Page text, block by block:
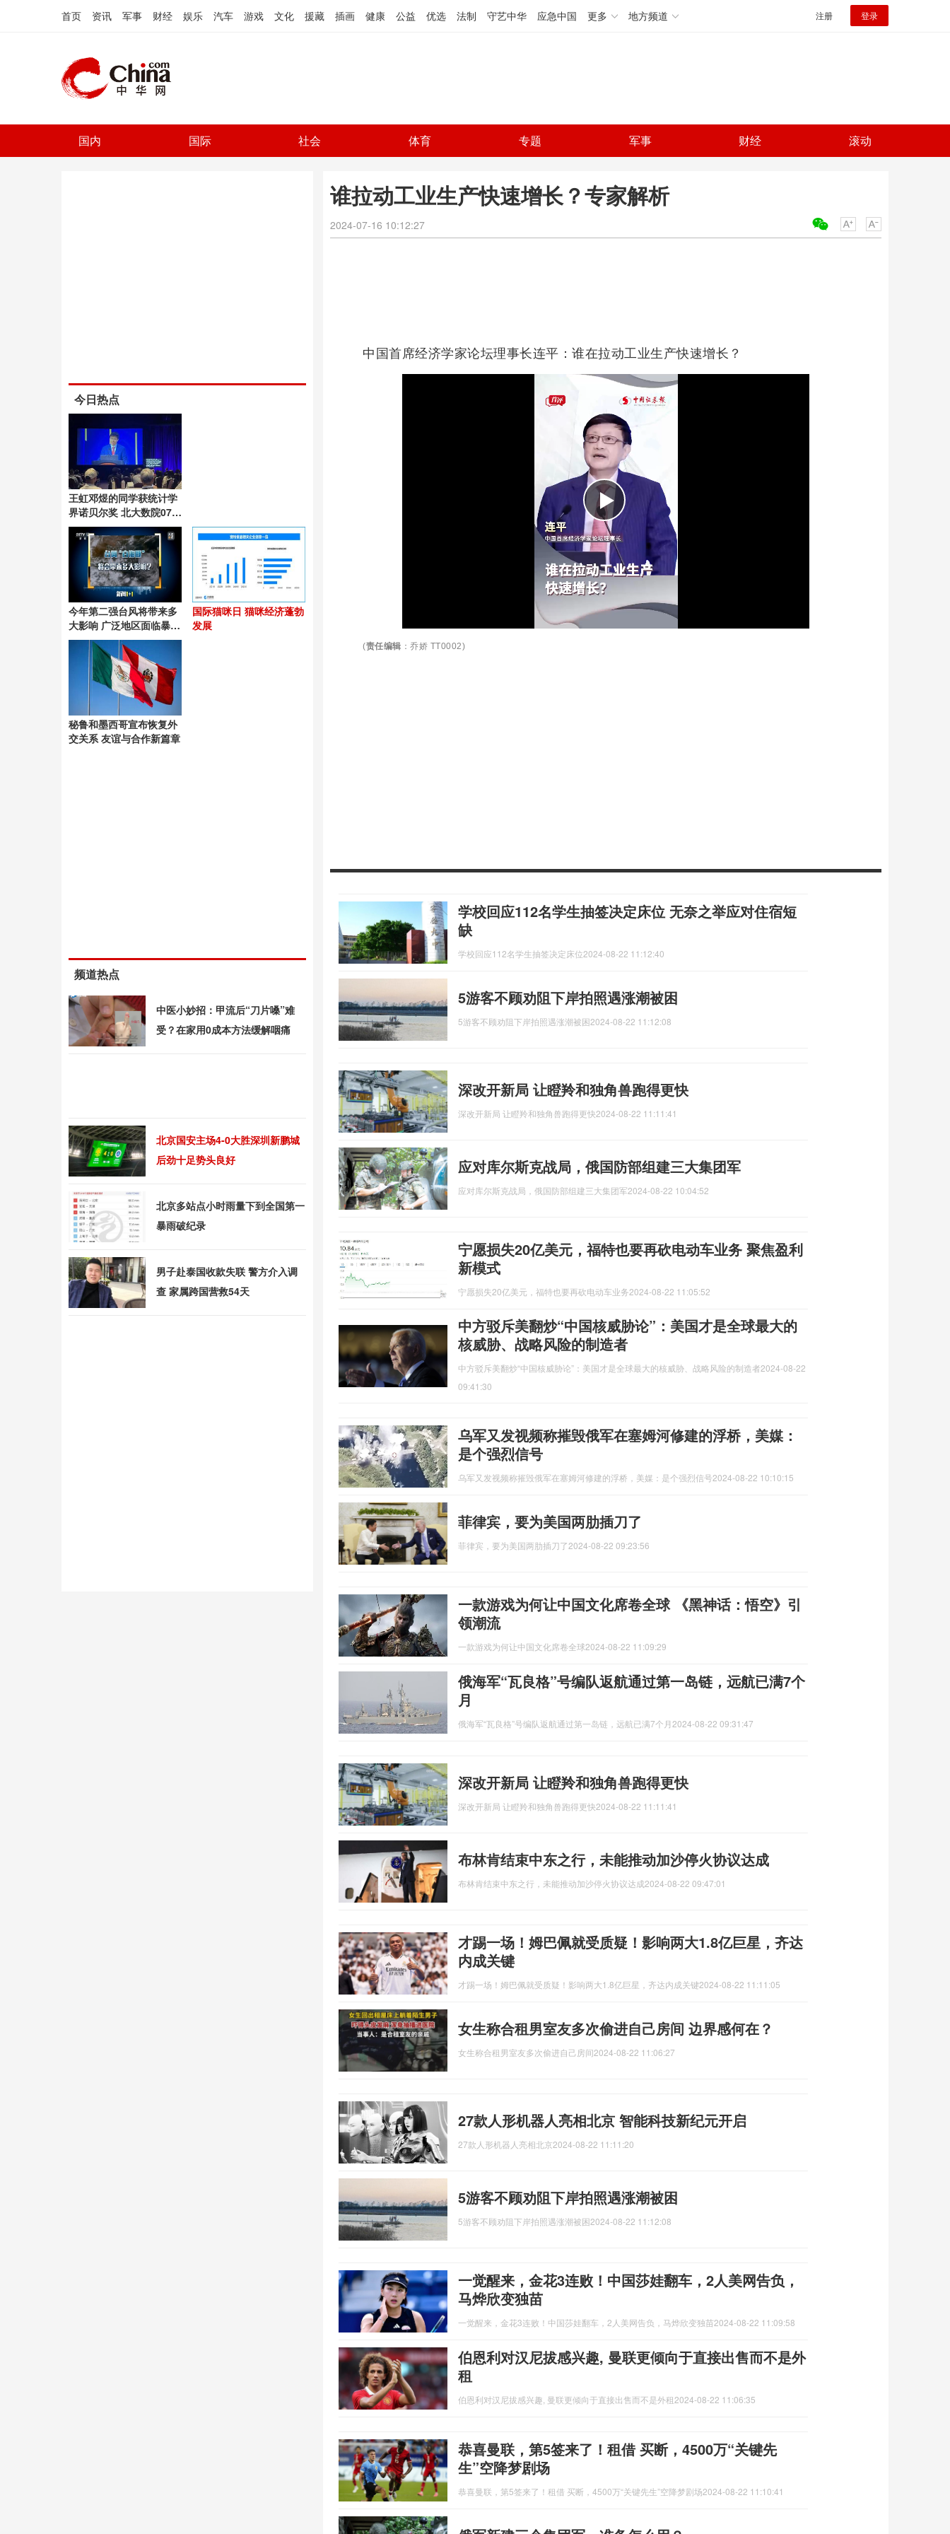
首页 资讯 军事 财经 娱乐 汽车 游戏 文化 援藏 插画 健康 公益 优选 法制 守艺中华 应急中国 更多 地方频道 注册 登录
国内 国际 社会 体育 专题 军事 财经 滚动
谁拉动工业生产快速增长？专家解析
2024-07-16 10:12:27
中国首席经济学家论坛理事长连平：谁在拉动工业生产快速增长？
(责任编辑 ：乔娇 TT0002)
学校回应112名学生抽签决定床位 无奈之举应对住宿短
缺
学校回应112名学生抽签决定床位2024-08-22 11:12:40
5游客不顾劝阻下岸拍照遇涨潮被困
5游客不顾劝阻下岸拍照遇涨潮被困2024-08-22 11:12:08
深改开新局 让瞪羚和独角兽跑得更快
深改开新局 让瞪羚和独角兽跑得更快2024-08-22 11:11:41
应对库尔斯克战局，俄国防部组建三大集团军
应对库尔斯克战局，俄国防部组建三大集团军2024-08-22 10:04:52
宁愿损失20亿美元，福特也要再砍电动车业务 聚焦盈利
新模式
宁愿损失20亿美元，福特也要再砍电动车业务2024-08-22 11:05:52
中方驳斥美翻炒“中国核威胁论”：美国才是全球最大的
核威胁、战略风险的制造者
中方驳斥美翻炒“中国核威胁论”：美国才是全球最大的核威胁、战略风险的制造者2024-08-22
09:41:30
乌军又发视频称摧毁俄军在塞姆河修建的浮桥，美媒：
是个强烈信号
乌军又发视频称摧毁俄军在塞姆河修建的浮桥，美媒：是个强烈信号2024-08-22 10:10:15
菲律宾，要为美国两肋插刀了
菲律宾，要为美国两肋插刀了2024-08-22 09:23:56
一款游戏为何让中国文化席卷全球 《黑神话：悟空》引
领潮流
一款游戏为何让中国文化席卷全球2024-08-22 11:09:29
俄海军“瓦良格”号编队返航通过第一岛链，远航已满7个
月
俄海军“瓦良格”号编队返航通过第一岛链，远航已满7个月 2024-08-22 09:31:47
深改开新局 让瞪羚和独角兽跑得更快
深改开新局 让瞪羚和独角兽跑得更快2024-08-22 11:11:41
布林肯结束中东之行，未能推动加沙停火协议达成
布林肯结束中东之行，未能推动加沙停火协议达成2024-08-22 09:47:01
才踢一场！姆巴佩就受质疑！影响两大1.8亿巨星，齐达
内成关键
才踢一场！姆巴佩就受质疑！影响两大1.8亿巨星，齐达内成关键2024-08-22 11:11:05
女生称合租男室友多次偷进自己房间 边界感何在？
女生称合租男室友多次偷进自己房间2024-08-22 11:06:27
27款人形机器人亮相北京 智能科技新纪元开启
27款人形机器人亮相北京2024-08-22 11:11:20
5游客不顾劝阻下岸拍照遇涨潮被困
5游客不顾劝阻下岸拍照遇涨潮被困2024-08-22 11:12:08
一觉醒来，金花3连败！中国莎娃翻车，2人美网告负，
马烨欣变独苗
一觉醒来，金花3连败！中国莎娃翻车，2人美网告负，马烨欣变独苗2024-08-22 11:09:58
伯恩利对汉尼拔感兴趣, 曼联更倾向于直接出售而不是外
租
伯恩利对汉尼拔感兴趣, 曼联更倾向于直接出售而不是外租2024-08-22 11:06:35
恭喜曼联，第5签来了！租借 买断，4500万“关键先
生”空降梦剧场
恭喜曼联，第5签来了！租借 买断，4500万“关键先生”空降梦剧场2024-08-22 11:10:41
今日热点
王虹邓煜的同学获统计学
界诺贝尔奖 北大数院07级
再添荣耀
今年第二强台风将带来多
大影响 广泛地区面临暴雨
考验
国际猫咪日 猫咪经济蓬勃
发展
秘鲁和墨西哥宣布恢复外
交关系 友谊与合作新篇章
频道热点
中医小妙招：甲流后“刀片嗓”难
受？在家用0成本方法缓解咽痛
北京国安主场4-0大胜深圳新鹏城
后劲十足势头良好
北京多站点小时雨量下到全国第一
暴雨破纪录
男子赴泰国收款失联 警方介入调
查 家属跨国营救54天